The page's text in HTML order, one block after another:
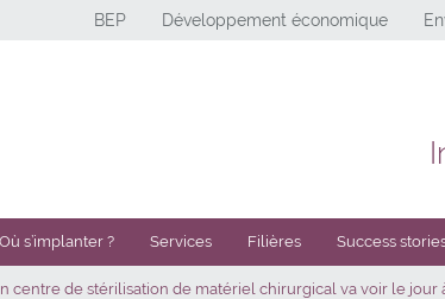
BEP Développement économique
Où s’implanter ? Services Filières Success
centre de stérilisation de matériel chirurgical va voir le jour